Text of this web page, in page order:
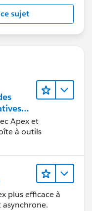
sujet
Apex et
à outils
plus efficace à